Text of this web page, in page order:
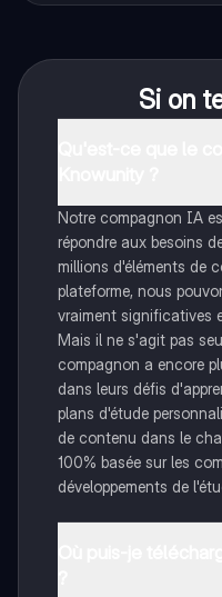
Si on
Notre compagnon IA
répondre aux besoins
millions d'éléments de
plateforme, nous
vraiment significatives
Mais il ne s'agit pas
compagnon a encore
dans leurs défis
plans d'étude
de contenu dans le
100% basée sur les
développements de